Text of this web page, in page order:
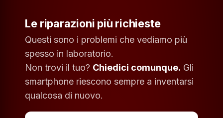
Le riparazioni più richieste
Questi sono i problemi che vediamo più
spesso in laboratorio.
Non trovi il tuo? Chiedici comunque. Gli
smartphone riescono sempre a inventarsi
qualcosa di nuovo.